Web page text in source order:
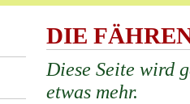
DIE
Diese Seite wird
etwas mehr.